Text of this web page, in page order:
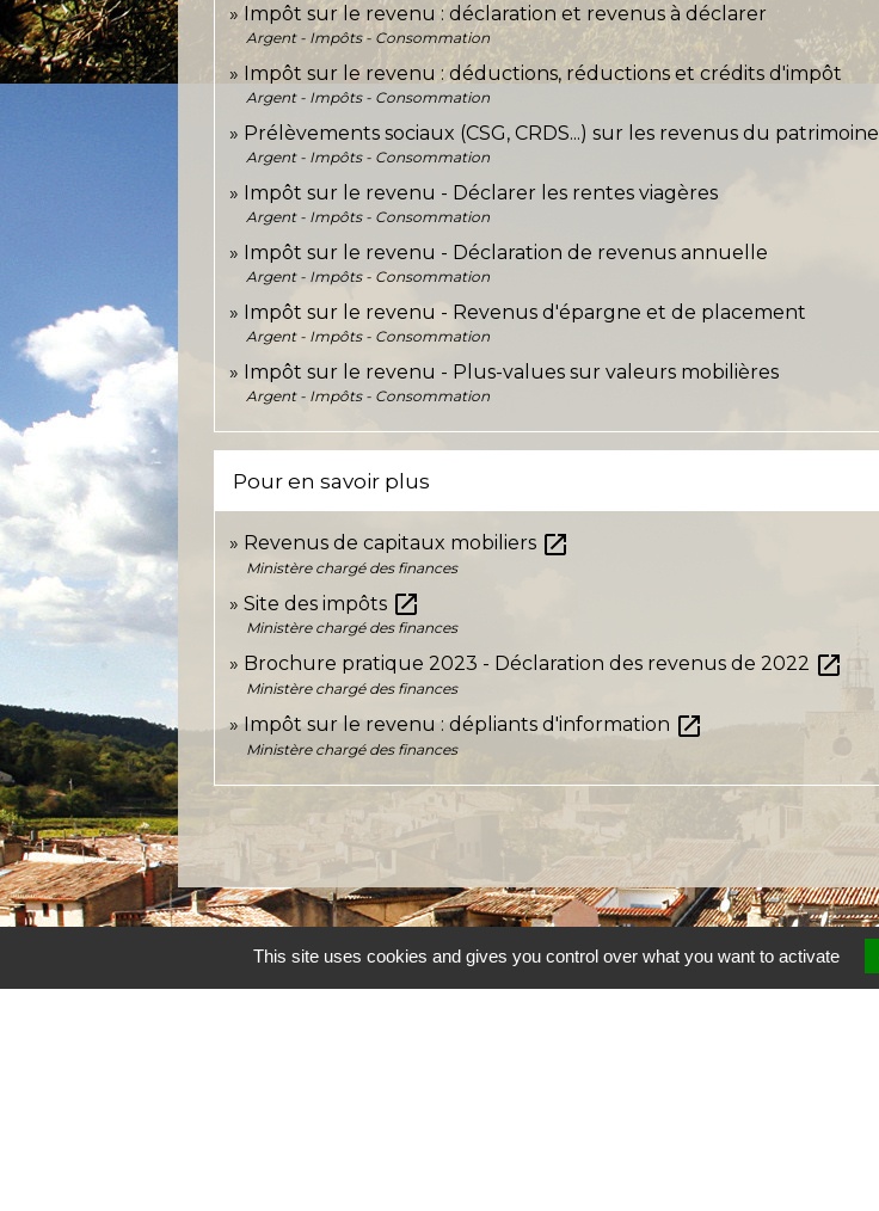
Impôt sur le revenu : déclaration et revenus à déclarer
Argent - Impôts - Consommation
Impôt sur le revenu : déductions, réductions et crédits d'impôt
Argent - Impôts - Consommation
Prélèvements sociaux (CSG, CRDS...) sur les revenus du patrimoine
Argent - Impôts - Consommation
Impôt sur le revenu - Déclarer les rentes viagères
Argent - Impôts - Consommation
Impôt sur le revenu - Déclaration de revenus annuelle
Argent - Impôts - Consommation
Impôt sur le revenu - Revenus d'épargne et de placement
Argent - Impôts - Consommation
Impôt sur le revenu - Plus-values sur valeurs mobilières
Argent - Impôts - Consommation
Pour en savoir plus
Revenus de capitaux mobiliers open_in_new
Ministère chargé des finances
Site des impôts open_in_new
Ministère chargé des finances
Brochure pratique 2023 - Déclaration des revenus de 2022 open_in_new
Ministère chargé des finances
Impôt sur le revenu : dépliants d'information open_in_new
Ministère chargé des finances
Accueil et services
This site uses cookies and gives you control over what you want to activate